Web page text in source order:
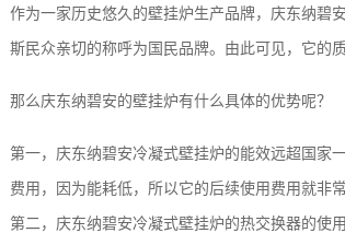
作为一家历史悠久的壁挂炉生产品牌，庆东纳碧
斯民众亲切的称呼为国民品牌。由此可见，它的
那么庆东纳碧安的壁挂炉有什么具体的优势呢？
第一，庆东纳碧安冷凝式壁挂炉的能效远超国家
费用，因为能耗低，所以它的后续使用费用就非常
第二，庆东纳碧安冷凝式壁挂炉的热交换器的使